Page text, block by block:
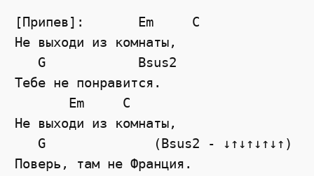
[Припев]:       Em     C
Не выходи из комнаты,
G
Bsus2
Тебе не понравится.
Em
C
Не выходи из комнаты,
   G              (Bsus2 - ↓↑↓↑↓↑↓↑)
Поверь, там не Франция.